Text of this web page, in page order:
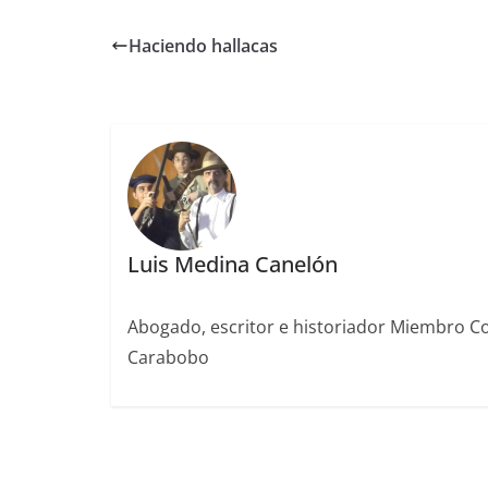
k
e
o
k
a
Haciendo hallacas
Luis Medina Canelón
Abogado, escritor e historiador Miembro
Carabobo